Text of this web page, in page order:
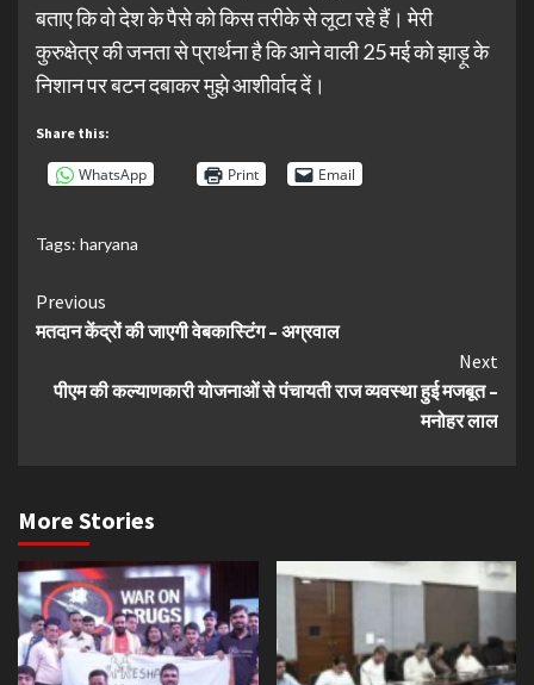
बताए कि वो देश के पैसे को किस तरीके से लूटा रहे हैं। मेरी
कुरुक्षेत्र की जनता से प्रार्थना है कि आने वाली 25 मई को झाड़ू के
निशान पर बटन दबाकर मुझे आशीर्वाद दें।
Share this:
WhatsApp Print Email
Tags: haryana
Continue
Reading
Previous
मतदान केंद्रों की जाएगी वेबकास्टिंग – अग्रवाल
Next
पीएम की कल्याणकारी योजनाओं से पंचायती राज व्यवस्था हुई मजबूत –
मनोहर लाल
More Stories